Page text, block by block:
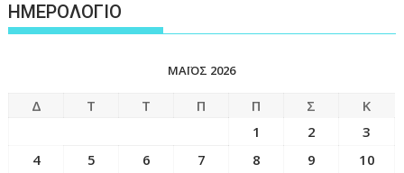
ΗΜΕΡΟΛΟΓΙΟ
ΜΆΙΟΣ 2026
Δ Τ Τ Π Π Σ
Κ
1
2
3
4
5 6 7 8 9
10